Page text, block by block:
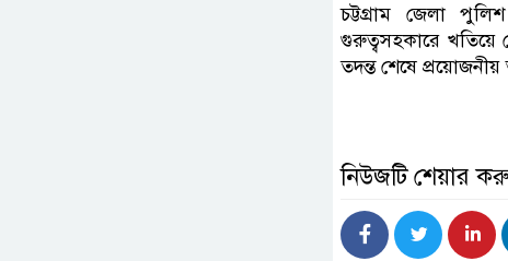
চট্টগ্রাম জেলা
গুরুত্বসহকারে খতিয়ে
তদন্ত শেষে
নিউজটি শেয়ার